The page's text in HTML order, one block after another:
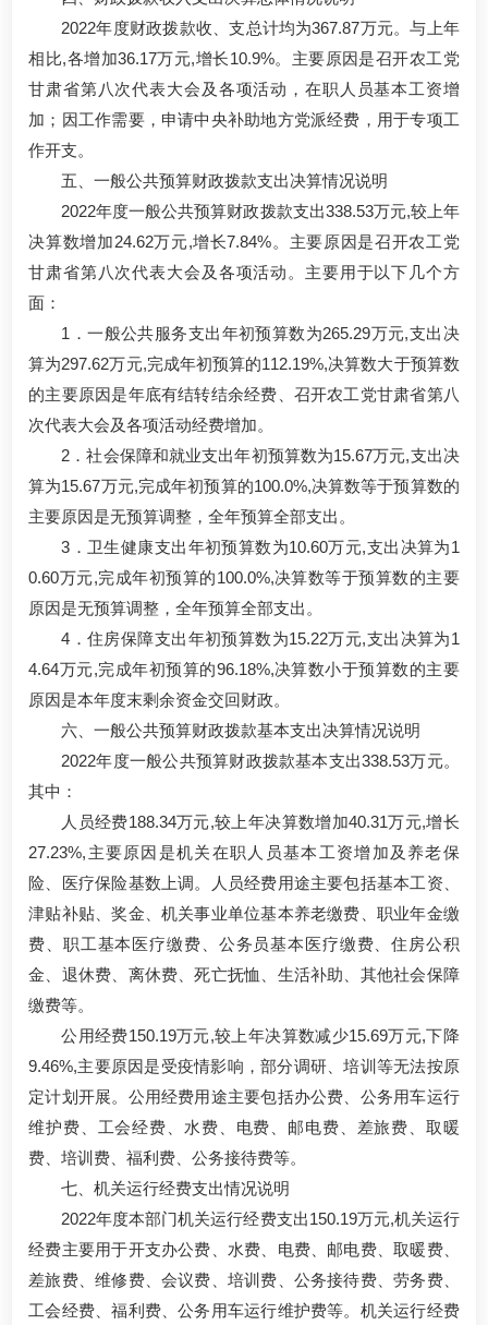
2022年度财政拨款收、支总计均为367.87万元。与上年
相比,各增加36.17万元,增长10.9%。主要原因是召开农工党
甘肃省第八次代表大会及各项活动，在职人员基本工资增
加；因工作需要，申请中央补助地方党派经费，用于专项工
作开支。
五、一般公共预算财政拨款支出决算情况说明
2022年度一般公共预算财政拨款支出338.53万元,较上年
决算数增加24.62万元,增长7.84%。主要原因是召开农工党
甘肃省第八次代表大会及各项活动。主要用于以下几个方
面：
1．一般公共服务支出年初预算数为265.29万元,支出决
算为297.62万元,完成年初预算的112.19%,决算数大于预算数
的主要原因是年底有结转结余经费、召开农工党甘肃省第八
次代表大会及各项活动经费增加。
2．社会保障和就业支出年初预算数为15.67万元,支出决
算为15.67万元,完成年初预算的100.0%,决算数等于预算数的
主要原因是无预算调整，全年预算全部支出。
3．卫生健康支出年初预算数为10.60万元,支出决算为1
0.60万元,完成年初预算的100.0%,决算数等于预算数的主要
原因是无预算调整，全年预算全部支出。
4．住房保障支出年初预算数为15.22万元,支出决算为1
4.64万元,完成年初预算的96.18%,决算数小于预算数的主要
原因是本年度末剩余资金交回财政。
六、一般公共预算财政拨款基本支出决算情况说明
2022年度一般公共预算财政拨款基本支出338.53万元。
其中：
人员经费188.34万元,较上年决算数增加40.31万元,增长
27.23%,主要原因是机关在职人员基本工资增加及养老保
险、医疗保险基数上调。人员经费用途主要包括基本工资、
津贴补贴、奖金、机关事业单位基本养老缴费、职业年金缴
费、职工基本医疗缴费、公务员基本医疗缴费、住房公积
金、退休费、离休费、死亡抚恤、生活补助、其他社会保障
缴费等。
公用经费150.19万元,较上年决算数减少15.69万元,下降
9.46%,主要原因是受疫情影响，部分调研、培训等无法按原
定计划开展。公用经费用途主要包括办公费、公务用车运行
维护费、工会经费、水费、电费、邮电费、差旅费、取暖
费、培训费、福利费、公务接待费等。
七、机关运行经费支出情况说明
2022年度本部门机关运行经费支出150.19万元,机关运行
经费主要用于开支办公费、水费、电费、邮电费、取暖费、
差旅费、维修费、会议费、培训费、公务接待费、劳务费、
工会经费、福利费、公务用车运行维护费等。机关运行经费